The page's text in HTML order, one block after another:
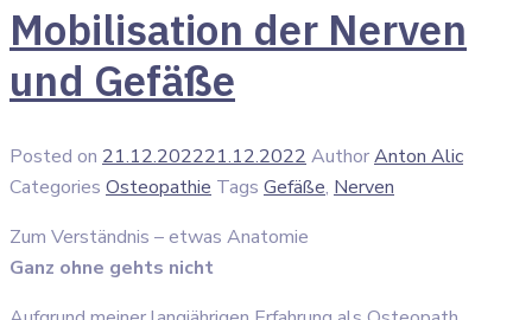
Mobilisation der Nerven
und Gefäße
Posted on 21.12.202221.12.2022 AuthorAnton Alic
Categories Osteopathie Tags Gefäße, Nerven
Zum Verständnis – etwas Anatomie
Ganz ohne gehts nicht